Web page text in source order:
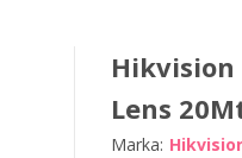
Hikvision
Lens
Marka: